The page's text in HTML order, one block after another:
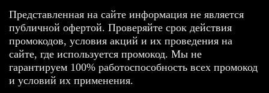
Представленная на сайте информация не является
публичной офертой. Проверяйте срок действия
промокодов, условия акций и их проведения на
сайте, где используется промокод. Мы не
гарантируем 100% работоспособность всех промокод
и условий их применения.